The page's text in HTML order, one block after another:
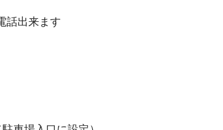
話出来ます